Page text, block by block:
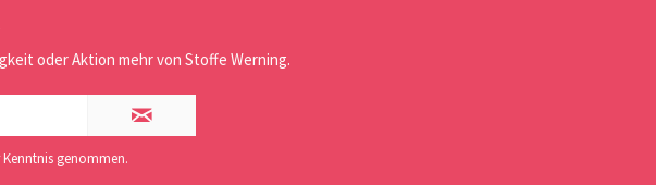
oder Aktion mehr von Stoffe Werning.
genommen.